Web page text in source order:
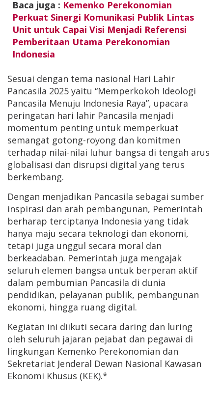
Baca juga : Kemenko Perekonomian
Perkuat Sinergi Komunikasi Publik Lintas
Unit untuk Capai Visi Menjadi Referensi
Pemberitaan Utama Perekonomian
Indonesia
Sesuai dengan tema nasional Hari Lahir
Pancasila 2025 yaitu “Memperkokoh Ideologi
Pancasila Menuju Indonesia Raya”, upacara
peringatan hari lahir Pancasila menjadi
momentum penting untuk memperkuat
semangat gotong-royong dan komitmen
terhadap nilai-nilai luhur bangsa di tengah arus
globalisasi dan disrupsi digital yang terus
berkembang.
Dengan menjadikan Pancasila sebagai sumber
inspirasi dan arah pembangunan, Pemerintah
berharap terciptanya Indonesia yang tidak
hanya maju secara teknologi dan ekonomi,
tetapi juga unggul secara moral dan
berkeadaban. Pemerintah juga mengajak
seluruh elemen bangsa untuk berperan aktif
dalam pembumian Pancasila di dunia
pendidikan, pelayanan publik, pembangunan
ekonomi, hingga ruang digital.
Kegiatan ini diikuti secara daring dan luring
oleh seluruh jajaran pejabat dan pegawai di
lingkungan Kemenko Perekonomian dan
Sekretariat Jenderal Dewan Nasional Kawasan
Ekonomi Khusus (KEK).*